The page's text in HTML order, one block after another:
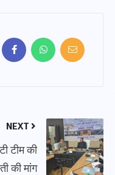
NEXT
टीम की
की मांग